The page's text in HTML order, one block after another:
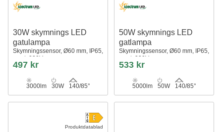
30W skymnings LED
gatulampa
Skymningssensor, Ø60 mm, IP65,
svart, 230V
497 kr
3000lm 30W 140/85°
50W skymnings LED
gatlampa
Skymningssensor, Ø60 mm, IP65,
svart, 230V
533 kr
5000lm 50W 140/85°
Produktdatablad